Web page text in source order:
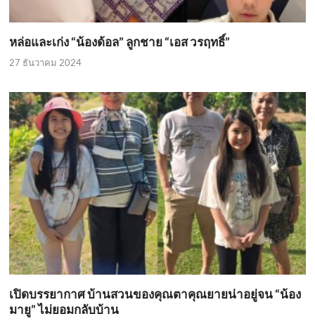
หล่อและเก่ง “น้องด้อล” ลูกชาย “เอส วรฤทธิ์”
27 ธันวาคม 2024
เปิดบรรยากาศ บ้านสวนของคุณตาคุณยายน่าอยู่จน “น้อง
มายู” ไม่ยอมกลับบ้าน